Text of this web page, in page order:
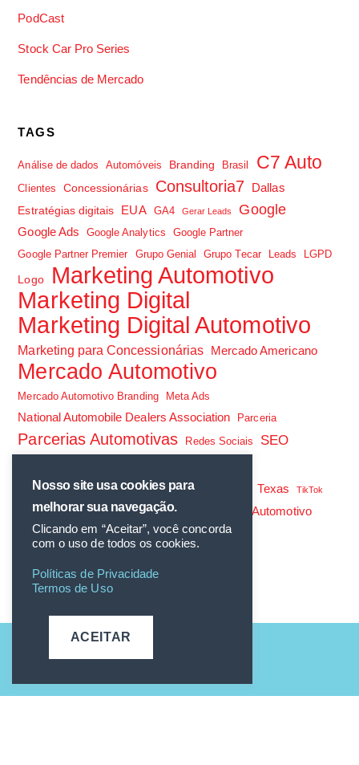
PodCast
Stock Car Pro Series
Tendências de Mercado
TAGS
Análise de dados Automóveis Branding Brasil C7 Auto
Clientes Concessionárias Consultoria7 Dallas
Estratégias digitais EUA GA4 Gerar Leads Google
Google Ads Google Analytics
Google Partner
Google Partner Premier
Grupo Genial Grupo Tecar Leads LGPD
Logo Marketing Automotivo
Marketing Digital
Marketing Digital Automotivo
Marketing para Concessionárias Mercado Americano
Mercado Automotivo
Mercado Automotivo Branding Meta Ads
National Automobile Dealers Association Parceria
Parcerias Automotivas Redes Sociais SEO
Tendências de Mercado Texas TikTok
TikTok Ads Tráfego Pago Tráfego Pago Automotivo
V12 Assinaturas
Nosso site usa cookies para
melhorar sua navegação.
Clicando em “Aceitar”, você concorda
com o uso de todos os cookies.
Políticas de Privacidade
Termos de Uso
ACEITAR